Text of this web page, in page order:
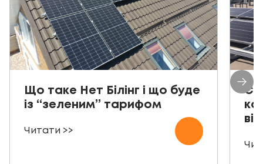
Що таке Нет Білінг і що буде
із “зеленим” тарифом
Читати >>